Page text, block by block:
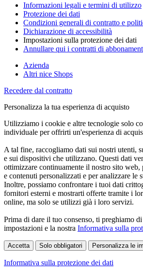
Informazioni legali e termini di utilizzo
Protezione dei dati
Condizioni generali di contratto e
Dichiarazione di accessibilità
Impostazioni sulla protezione dei dati
Annullare qui i contratti di
Azienda
Altri nice Shops
Recedere dal contratto
Personalizza la tua esperienza di acquisto
Utilizziamo i cookie e altre tecnologie solo
individuale per offrirti un'esperienza di
A tal fine, raccogliamo dati sui nostri utenti,
e sui dispositivi che utilizzano. Questi dati
ottimizzare continuamente il nostro sito web,
e contenuti personalizzati e per analizzare le
Inoltre, possiamo confrontare i tuoi dati
fornitori esterni e mostrarti offerte tramite i
online, ma solo se utilizzi già i loro servizi.
Prima di dare il tuo consenso, ti preghiamo
impostazioni e la nostra Informativa sulla
Accetta Solo obbligatori Personalizza le
Informativa sulla protezione dei dati